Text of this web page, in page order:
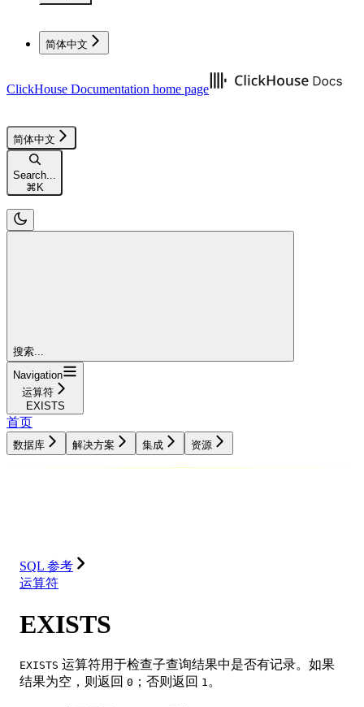
简体中文
ClickHouse Documentation home page
简体中文
Search...
⌘K
搜索...
Navigation
运算符
EXISTS
首页
数据库 解决方案 集成 资源
SQL 参考
运算符
EXISTS
EXISTS 运算符用于检查子查询结果中是否有记录。如果
结果为空，则返回 0 ；否则返回 1。